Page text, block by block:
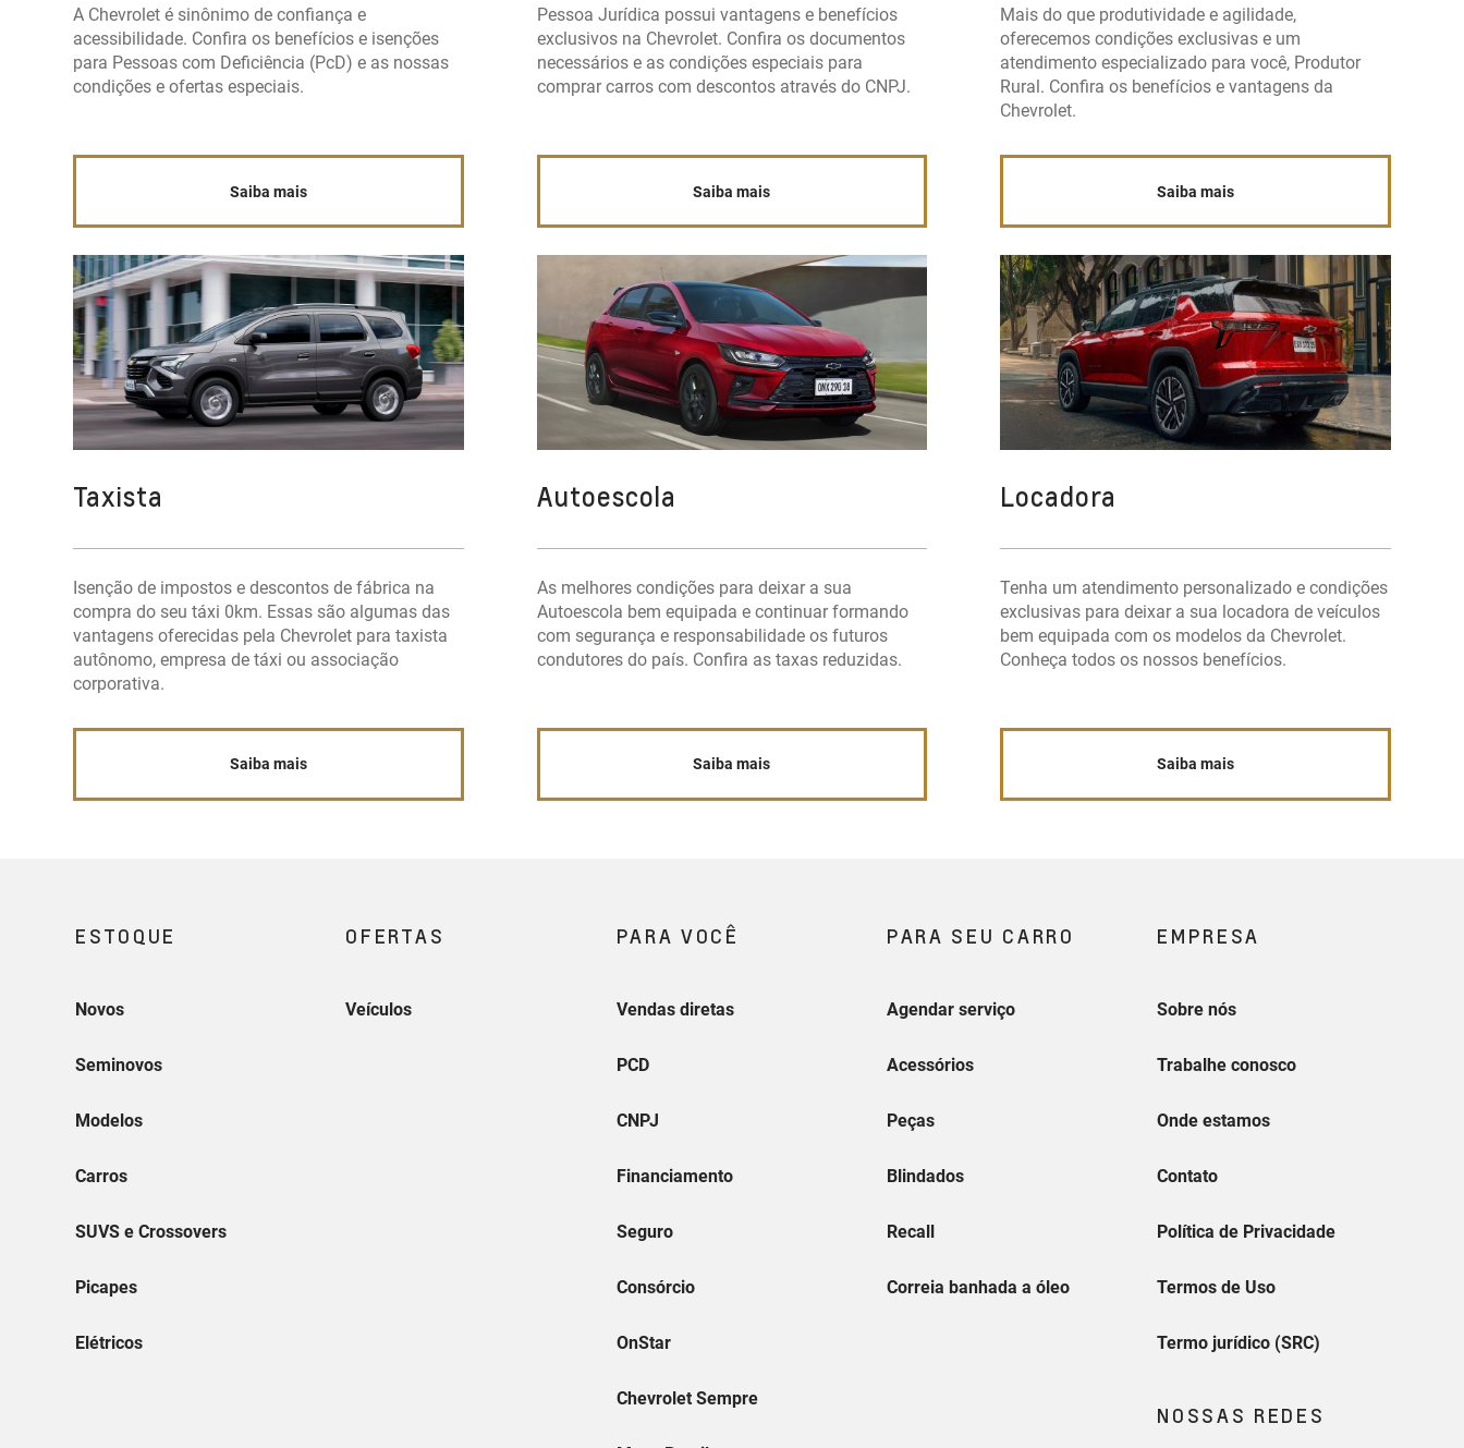
A Chevrolet é sinônimo de confiança e
acessibilidade. Confira os benefícios e isenções
para Pessoas com Deficiência (PcD) e as nossas
condições e ofertas especiais.
Saiba mais
Pessoa Jurídica possui vantagens e benefícios
exclusivos na Chevrolet. Confira os documentos
necessários e as condições especiais para
comprar carros com descontos através do CNPJ.
Saiba mais
Mais do que produtividade e agilidade,
oferecemos condições exclusivas e um
atendimento especializado para você, Produtor
Rural. Confira os benefícios e vantagens da
Chevrolet.
Saiba mais
Taxista
Isenção de impostos e descontos de fábrica na
compra do seu táxi 0km. Essas são algumas das
vantagens oferecidas pela Chevrolet para taxista
autônomo, empresa de táxi ou associação
corporativa.
Saiba mais
Autoescola
As melhores condições para deixar a sua
Autoescola bem equipada e continuar formando
com segurança e responsabilidade os futuros
condutores do país. Confira as taxas reduzidas.
Saiba mais
Locadora
Tenha um atendimento personalizado e condições
exclusivas para deixar a sua locadora de veículos
bem equipada com os modelos da Chevrolet.
Conheça todos os nossos benefícios.
Saiba mais